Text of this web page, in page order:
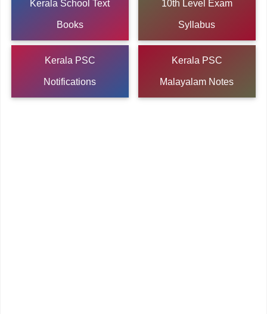
Kerala School Text
Books
10th Level Exam
Syllabus
Kerala PSC
Notifications
Kerala PSC
Malayalam Notes